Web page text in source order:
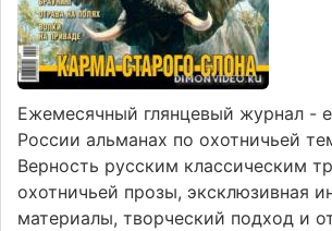
Ежемесячный глянцевый журнал -
России альманах по охотничьей
Верность русским классическим
охотничьей прозы, эксклюзивная
материалы, творческий подход и